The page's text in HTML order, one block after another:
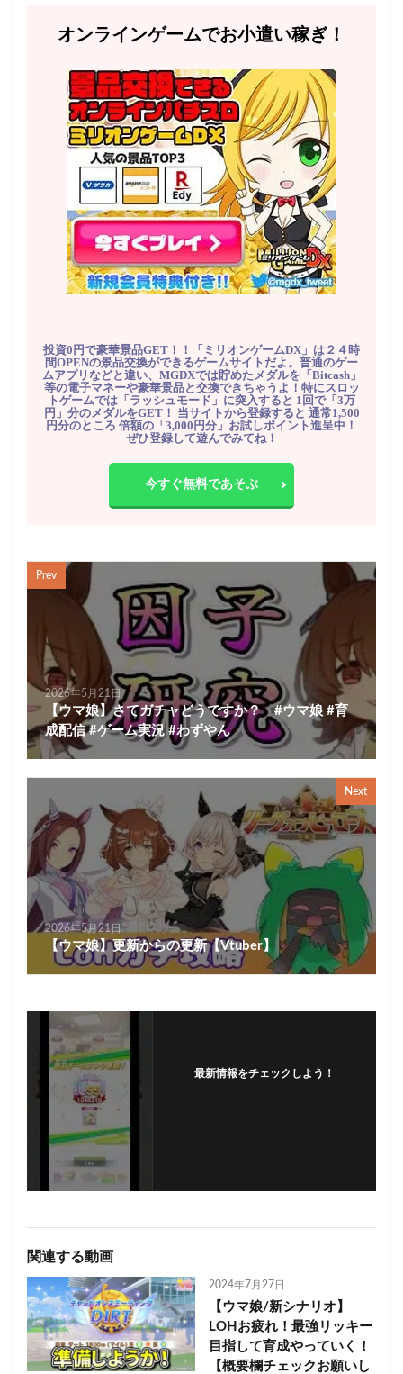
オンラインゲームでお小遣い稼ぎ！
投資0円で豪華景品GET！！「ミリオンゲームDX」は２４時
間OPENの景品交換ができるゲームサイトだよ。普通のゲー
ムアプリなどと違い、MGDXでは貯めたメダルを「Bitcash」
等の電子マネーや豪華景品と交換できちゃうよ！特にスロッ
トゲームでは「ラッシュモード」に突入すると 1回で「3万
円」分のメダルをGET！ 当サイトから登録すると 通常1,500
円分のところ 倍額の「3,000円分」お試しポイント進呈中！
ぜひ登録して遊んでみてね！
今すぐ無料であそぶ
Prev
2026年5月21日
【ウマ娘】さてガチャどうですか？ #ウマ娘 #育
成配信 #ゲーム実況 #わずやん
Next
2026年5月21日
【ウマ娘】更新からの更新【Vtuber】
最新情報をチェックしよう！
関連する動画
2024年7月27日
【ウマ娘/新シナリオ】
LOHお疲れ！最強リッキー
目指して育成やっていく！
【概要欄チェックお願いし